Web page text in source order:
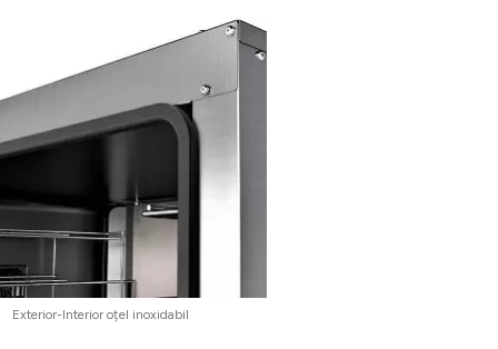
Exterior-Interior oțel inoxidabil